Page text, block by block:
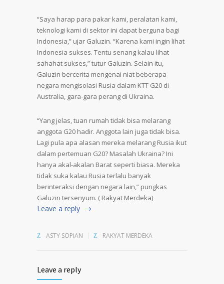
“Saya harap para pakar kami, peralatan kami,
teknologi kami di sektor ini dapat berguna bagi
Indonesia,” ujar Galuzin. “Karena kami ingin lihat
Indonesia sukses. Tentu senang kalau lihat
sahahat sukses,” tutur Galuzin. Selain itu,
Galuzin bercerita mengenai niat beberapa
negara mengisolasi Rusia dalam KTT G20 di
Australia, gara-gara perang di Ukraina.
“Yang jelas, tuan rumah tidak bisa melarang
anggota G20 hadir. Anggota lain juga tidak bisa.
Lagi pula apa alasan mereka melarang Rusia ikut
dalam pertemuan G20? Masalah Ukraina? Ini
hanya akal-akalan Barat seperti biasa. Mereka
tidak suka kalau Rusia terlalu banyak
berinteraksi dengan negara lain,” pungkas
Galuzin tersenyum. ( Rakyat Merdeka)
Leave a reply
ASTY SOPIAN RAKYAT MERDEKA
Leave a reply